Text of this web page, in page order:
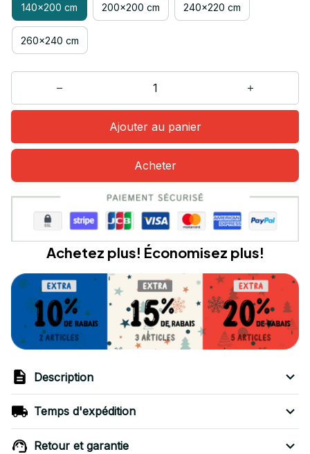
140x200 cm 200x200 cm 240x220 cm
260x240 cm
Ajouter au panier
Acheter
Achetez plus! Économisez plus!
Description
Temps d'expédition
Retour et garantie